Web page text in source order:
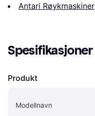
Antari Røykmaskiner
Spesifikasjoner
Produkt
Modellnavn